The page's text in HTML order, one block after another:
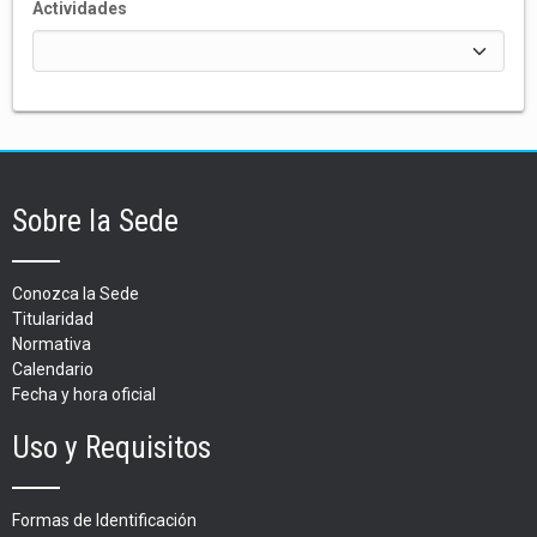
Actividades
Sobre la Sede
Conozca la Sede
Titularidad
Normativa
Calendario
Fecha y hora oficial
Uso y Requisitos
Formas de Identificación